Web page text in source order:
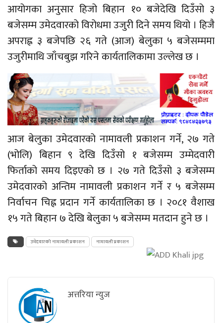
आयोगका अनुसार हिजो बिहान १० बजेदेखि दिउँसो ३
बजेसम्म उमेदवारको विरोधमा उजुरी दिने समय थियो । हिजै
अपराह्न ३ बजेपछि २६ गते (आज) बेलुका ५ बजेसम्ममा
उजुरीमाथि जाँचबुझ गरिने कार्यतालिकामा उल्लेख छ ।
आज बेलुका उमेदवारको नामावली प्रकाशन गर्ने, २७ गते
(भोलि) बिहान ९ देखि दिउँसो १ बजेसम्म उम्मेदवारी
फिर्ताको समय दिइएको छ । २७ गते दिउँसो ३ बजेसम्म
उमेदवारको अन्तिम नामावली प्रकाशन गर्ने र ५ बजेसम्म
निर्वाचन चिह्न प्रदान गर्ने कार्यतालिका छ । २०८१ वैशाख
१५ गते बिहान ७ देखि बेलुका ५ बजेसम्म मतदान हुने छ ।
उमेदवारको नामावली प्रकाशन नामावली प्रकाशन
अत्तरिया न्युज